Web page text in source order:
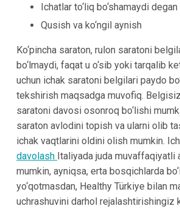
Ichatlar to‘liq bo‘shamaydi degan
Qusish va ko‘ngil aynish
Ko‘pincha saraton, rulon saratoni
bo‘lmaydi, faqat u o‘sib yoki tarqalib
uchun ichak saratoni belgilari paydo
tekshirish maqsadga muvofiq.
saratoni davosi osonroq bo‘lishi
saraton avlodini topish va ularni olib
ichak vaqtlarini oldini olish mumkin.
davolash Italiyada juda muvaffaqiyatli
mumkin, ayniqsa, erta bosqichlarda
yo‘qotmasdan, Healthy Türkiye bilan
uchrashuvini darhol rejalashtirishingiz